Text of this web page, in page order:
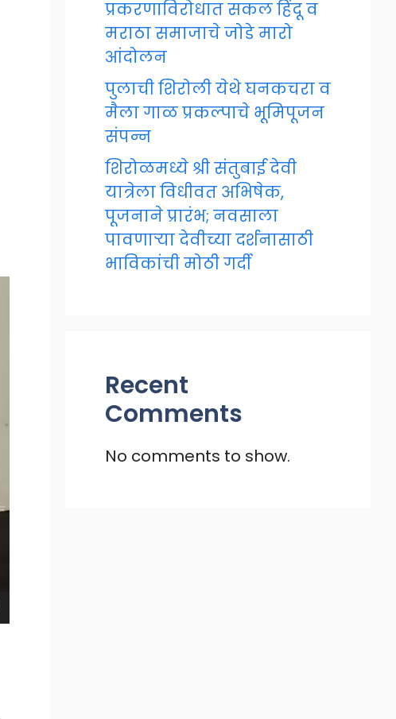
प्रकरणाविरोधात सकल हिंदू व
मराठा समाजाचे जोडे मारो
आंदोलन
पुलाची शिरोली येथे घनकचरा व
मैला गाळ प्रकल्पाचे भूमिपूजन
संपन्न
शिरोळमध्ये श्री संतुबाई देवी
यात्रेला विधीवत अभिषेक,
पूजनाने प्रारंभ; नवसाला
पावणाऱ्या देवीच्या दर्शनासाठी
भाविकांची मोठी गर्दी
Recent
Comments
No comments to show.